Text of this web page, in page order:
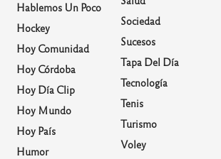
Hablemos Un Poco
Hockey
Hoy Comunidad
Hoy Córdoba
Hoy Día Clip
Hoy Mundo
Hoy País
Humor
Sociedad
Sucesos
Tapa Del Día
Tecnología
Tenis
Turismo
Voley